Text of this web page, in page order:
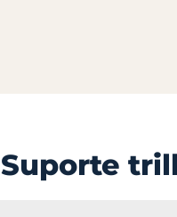
Suporte